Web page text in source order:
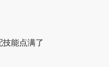
能点满了